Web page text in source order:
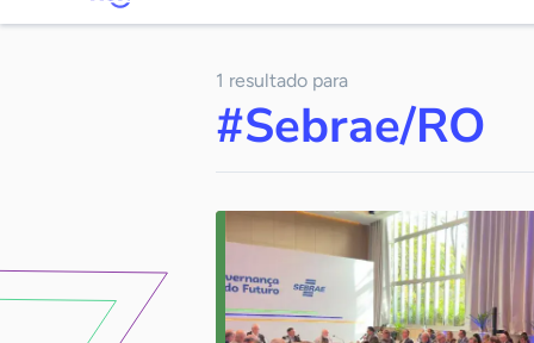
Agência
Notícias
1 resultado para
#Sebrae/RO